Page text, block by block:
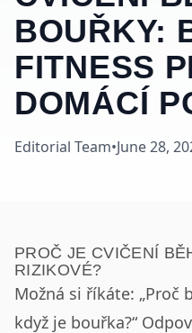
BOUŘKY:
FITNESS
DOMÁCÍ
Editorial Team•June 28,
PROČ JE CVIČENÍ
RIZIKOVÉ?
Možná si říkáte: „Proč
když je bouřka?“